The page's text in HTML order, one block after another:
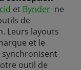
et Bynderne
de
Leurs layouts
et le
synchronisent
outil de